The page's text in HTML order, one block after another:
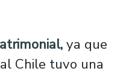
ya que
Chile tuvo una